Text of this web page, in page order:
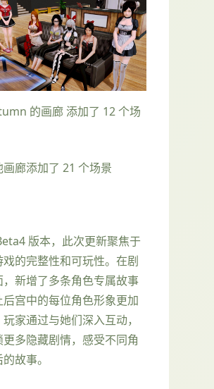
的画廊 添加了 12 个场
画廊添加了 21 个场景
版本，此次更新聚焦于
戏的完整性和可玩性。在剧
，新增了多条角色专属故事
后宫中的每位角色形象更加
家通过与她们深入互动，
更多隐藏剧情，感受不同角
故事。